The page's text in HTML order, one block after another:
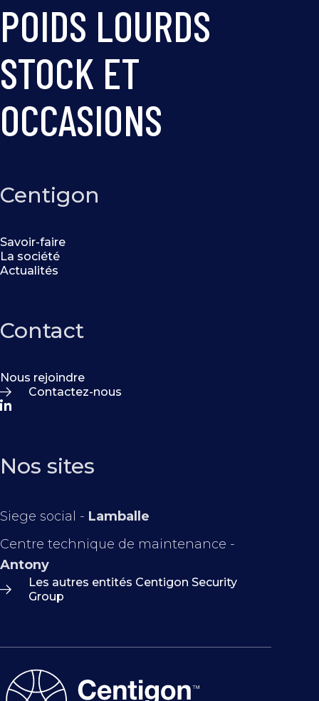
POIDS LOURDS
STOCK ET
OCCASIONS
Centigon
Savoir-faire
La société
Actualités
Contact
Nous rejoindre
Contactez-nous
Nos sites
Siege social - Lamballe
Centre technique de maintenance -
Antony
Les autres entités Centigon Security
Group